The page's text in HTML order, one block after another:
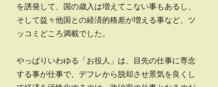
を誘発して、国の歳入は増えてこない事もあるし、
そして益々他国との経済的格差が増える事など、ツ
ッコミどころ満載でした。
やっぱりいわゆる「お役人」は、目先の仕事に専念
する事が仕事で、デフレから脱却させ景気を良くし